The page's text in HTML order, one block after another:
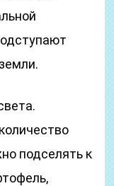
подселять к